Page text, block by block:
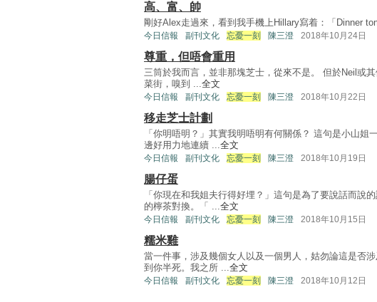
高、富、帥
剛好Alex走過來，看到我手機上Hillary寫着：「Dinner
今日信報 副刊文化 忘憂一刻 陳三澄 2018年10月24日
尊重，但唔會重用
三筒於我而言，並非那塊芝士，從來不是。 但於Neil或
菜街，嗅到 ...全文
今日信報 副刊文化 忘憂一刻 陳三澄 2018年10月22日
移走芝士計劃
「你明唔明？」其實我明唔明有何關係？ 這句是小山
邊好用力地連續 ...全文
今日信報 副刊文化 忘憂一刻 陳三澄 2018年10月19日
腸仔蛋
「你現在和我姐夫行得好埋？」這句是為了要說話而說
的檸茶對換。「 ...全文
今日信報 副刊文化 忘憂一刻 陳三澄 2018年10月15日
糯米雞
當一件事，涉及幾個女人以及一個男人，姑勿論這是否
到你半死。我之所 ...全文
今日信報 副刊文化 忘憂一刻 陳三澄 2018年10月12日